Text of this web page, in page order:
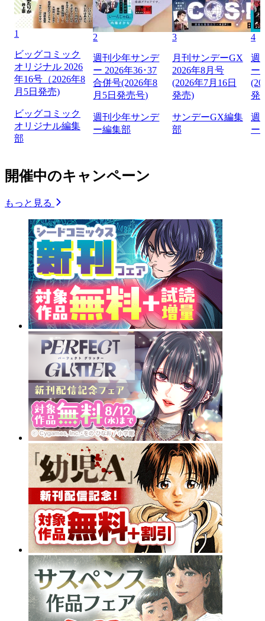
1
ビッグコミック
オリジナル 2026
年16号（2026年8
月5日発売)
ビッグコミック
オリジナル編集
部
2
週刊少年サンデ
ー 2026年36･37
合併号(2026年8
月5日発売号)
週刊少年サンデ
ー編集部
3
月刊サンデーGX
2026年8月号
(2026年7月16日
発売)
サンデーGX編集
部
4
週
ー
発
週
ー
開催中のキャンペーン
もっと見る